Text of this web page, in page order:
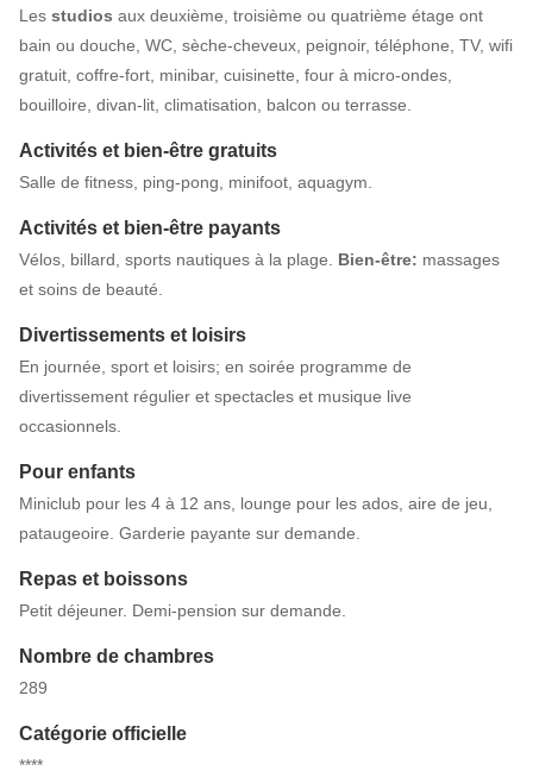
Les studios aux deuxième, troisième ou quatrième étage ont
bain ou douche, WC, sèche-cheveux, peignoir, téléphone, TV, wifi
gratuit, coffre-fort, minibar, cuisinette, four à micro-ondes,
bouilloire, divan-lit, climatisation, balcon ou terrasse.
Activités et bien-être gratuits
Salle de fitness, ping-pong, minifoot, aquagym.
Activités et bien-être payants
Vélos, billard, sports nautiques à la plage. Bien-être: massages
et soins de beauté.
Divertissements et loisirs
En journée, sport et loisirs; en soirée programme de
divertissement régulier et spectacles et musique live
occasionnels.
Pour enfants
Miniclub pour les 4 à 12 ans, lounge pour les ados, aire de jeu,
pataugeoire. Garderie payante sur demande.
Repas et boissons
Petit déjeuner. Demi-pension sur demande.
Nombre de chambres
289
Catégorie officielle
****